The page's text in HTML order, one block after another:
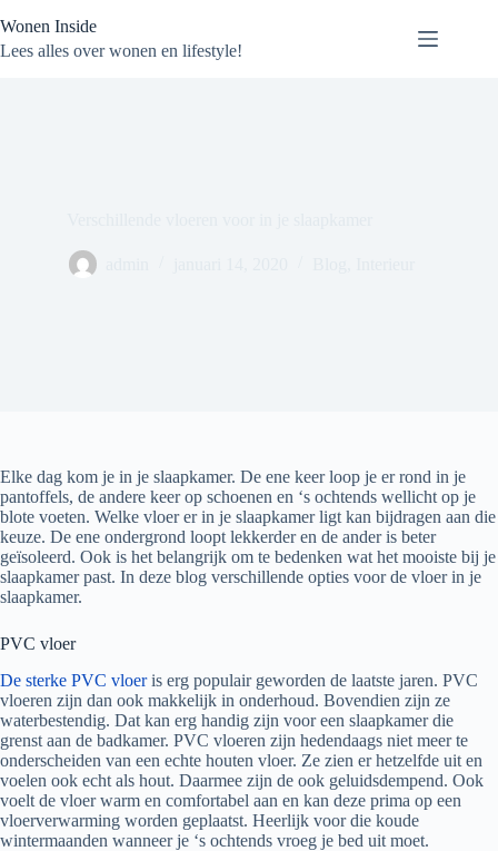
naar
de
Wonen Inside
Lees alles over wonen en lifestyle!
Elke dag kom je in je slaapkamer. De ene keer loop je er rond in je
pantoffels, de andere keer op schoenen en ‘s ochtends wellicht op je
blote voeten. Welke vloer er in je slaapkamer ligt kan bijdragen aan die
keuze. De ene ondergrond loopt lekkerder en de ander is beter
geïsoleerd. Ook is het belangrijk om te bedenken wat het mooiste bij je
slaapkamer past. In deze blog verschillende opties voor de vloer in je
slaapkamer.
PVC vloer
De sterke PVC vloeris erg populair geworden de laatste jaren. PVC
vloeren zijn dan ook makkelijk in onderhoud. Bovendien zijn ze
waterbestendig. Dat kan erg handig zijn voor een slaapkamer die
grenst aan de badkamer. PVC vloeren zijn hedendaags niet meer te
onderscheiden van een echte houten vloer. Ze zien er hetzelfde uit en
voelen ook echt als hout. Daarmee zijn de ook geluidsdempend. Ook
voelt de vloer warm en comfortabel aan en kan deze prima op een
vloerverwarming worden geplaatst. Heerlijk voor die koude
wintermaanden wanneer je ‘s ochtends vroeg je bed uit moet.